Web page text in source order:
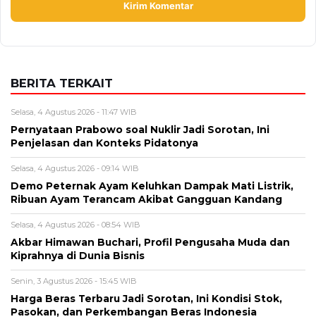
BERITA TERKAIT
Selasa, 4 Agustus 2026 - 11:47 WIB
Pernyataan Prabowo soal Nuklir Jadi Sorotan, Ini
Penjelasan dan Konteks Pidatonya
Selasa, 4 Agustus 2026 - 09:14 WIB
Demo Peternak Ayam Keluhkan Dampak Mati Listrik,
Ribuan Ayam Terancam Akibat Gangguan Kandang
Selasa, 4 Agustus 2026 - 08:54 WIB
Akbar Himawan Buchari, Profil Pengusaha Muda dan
Kiprahnya di Dunia Bisnis
Senin, 3 Agustus 2026 - 15:45 WIB
Harga Beras Terbaru Jadi Sorotan, Ini Kondisi Stok,
Pasokan, dan Perkembangan Beras Indonesia